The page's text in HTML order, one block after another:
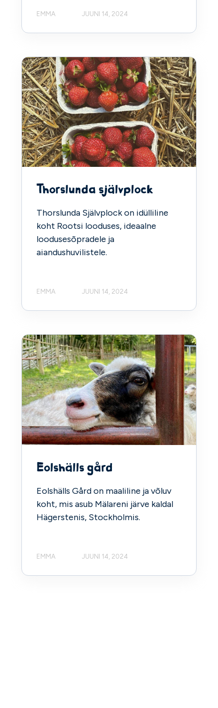
EMMA JUUNI 14, 2024
Thorslunda självplock
Thorslunda Självplock on idülliline
koht Rootsi looduses, ideaalne
loodusesõpradele ja
aiandushuvilistele.
EMMA JUUNI 14, 2024
Eolshälls gård
Eolshälls Gård on maaliline ja võluv
koht, mis asub Mälareni järve kaldal
Hägerstenis, Stockholmis.
EMMA JUUNI 14, 2024